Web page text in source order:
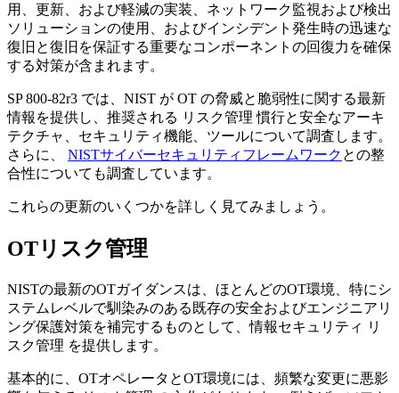
用、更新、および軽減の実装、ネットワーク監視および検出
ソリューションの使用、およびインシデント発生時の迅速な
復旧と復旧を保証する重要なコンポーネントの回復力を確保
する対策が含まれます。
SP 800-82r3 では、NIST が OT の脅威と脆弱性に関する最新
情報を提供し、推奨される リスク管理 慣行と安全なアーキ
テクチャ、セキュリティ機能、ツールについて調査します。
さらに、 NISTサイバーセキュリティフレームワーク との整
合性についても調査しています。
これらの更新のいくつかを詳しく見てみましょう。
OTリスク管理
NISTの最新のOTガイダンスは、ほとんどのOT環境、特にシ
ステムレベルで馴染みのある既存の安全およびエンジニアリ
ング保護対策を補完するものとして、情報セキュリティ リ
スク管理 を提供します。
基本的に、OTオペレータとOT環境には、頻繁な変更に悪影